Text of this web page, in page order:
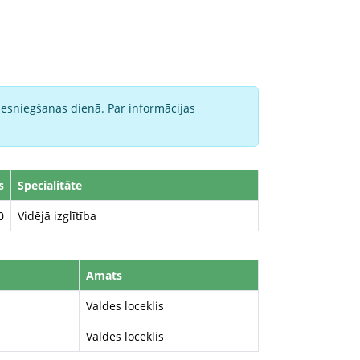
dienā. Par informācijas
Specialitāte
Vidējā izglītība
Amats
Valdes loceklis
Valdes loceklis